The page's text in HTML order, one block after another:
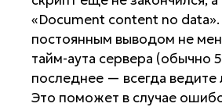
«Document content no
постоянным выводом не
тайм-аута сервера (обычно
последнее — всегда ведите
Это поможет в случае